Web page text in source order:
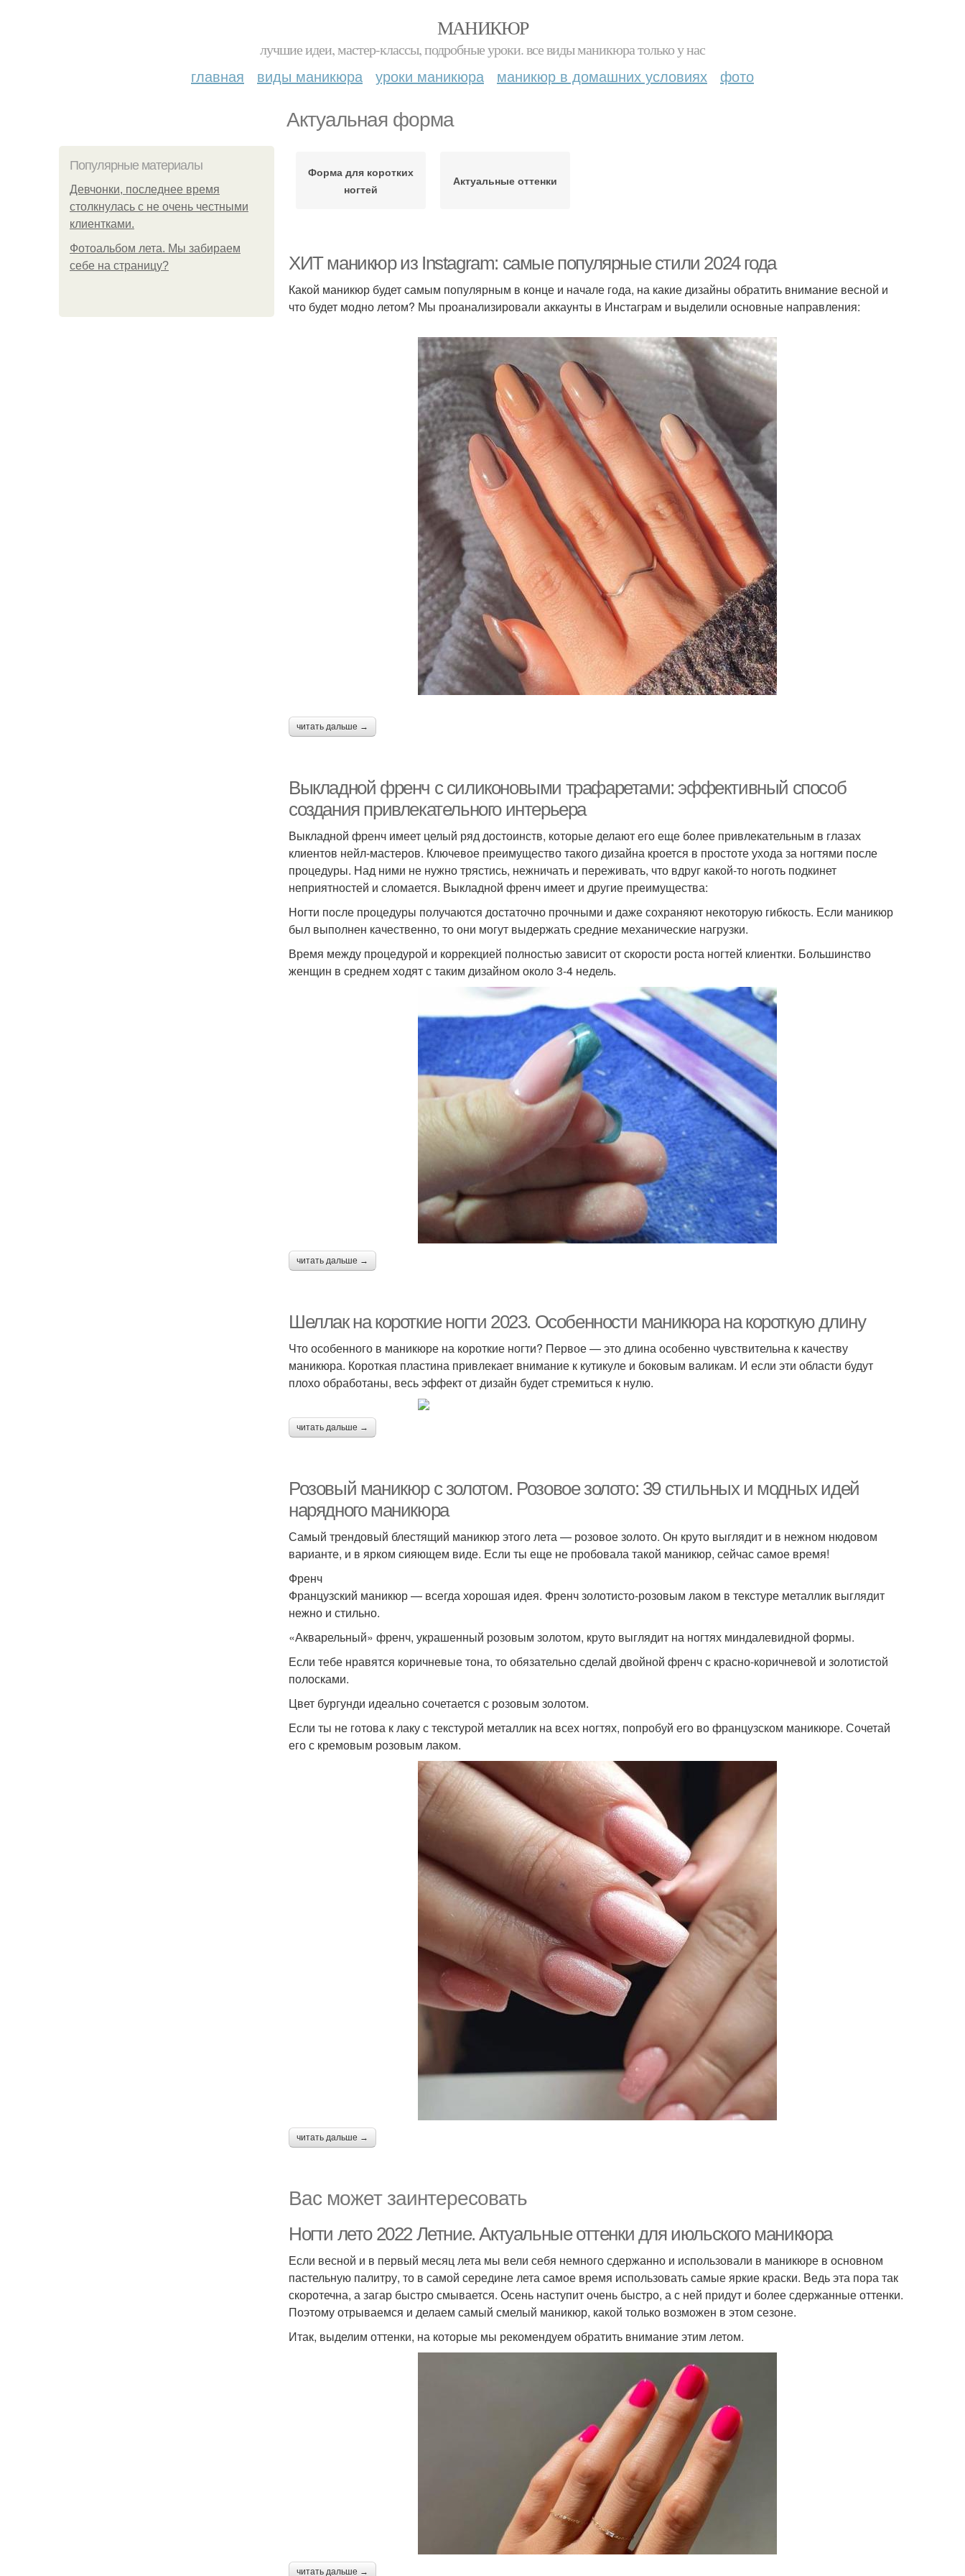
МАНИКЮР
лучшие идеи, мастер-классы, подробные уроки. все виды маникюра только у нас
главная виды маникюра уроки маникюра маникюр в домашних условиях фото
Актуальная форма
Популярные материалы
Девчонки, последнее время
столкнулась с не очень честными
клиентками.
Фотоальбом лета. Мы забираем
себе на страницу?
Форма для коротких
ногтей
Актуальные оттенки
ХИТ маникюр из Instagram: самые популярные стили 2024 года
Какой маникюр будет самым популярным в конце и начале года, на какие дизайны обратить внимание весной и
что будет модно летом? Мы проанализировали аккаунты в Инстаграм и выделили основные направления:
читать дальше →
Выкладной френч с силиконовыми трафаретами: эффективный способ
создания привлекательного интерьера
Выкладной френч имеет целый ряд достоинств, которые делают его еще более привлекательным в глазах
клиентов нейл-мастеров. Ключевое преимущество такого дизайна кроется в простоте ухода за ногтями после
процедуры. Над ними не нужно трястись, нежничать и переживать, что вдруг какой-то ноготь подкинет
неприятностей и сломается. Выкладной френч имеет и другие преимущества:
Ногти после процедуры получаются достаточно прочными и даже сохраняют некоторую гибкость. Если маникюр
был выполнен качественно, то они могут выдержать средние механические нагрузки.
Время между процедурой и коррекцией полностью зависит от скорости роста ногтей клиентки. Большинство
женщин в среднем ходят с таким дизайном около 3-4 недель.
читать дальше →
Шеллак на короткие ногти 2023. Особенности маникюра на короткую длину
Что особенного в маникюре на короткие ногти? Первое — это длина особенно чувствительна к качеству
маникюра. Короткая пластина привлекает внимание к кутикуле и боковым валикам. И если эти области будут
плохо обработаны, весь эффект от дизайн будет стремиться к нулю.
читать дальше →
Розовый маникюр с золотом. Розовое золото: 39 стильных и модных идей
нарядного маникюра
Самый трендовый блестящий маникюр этого лета — розовое золото. Он круто выглядит и в нежном нюдовом
варианте, и в ярком сияющем виде. Если ты еще не пробовала такой маникюр, сейчас самое время!
Френч
Французский маникюр — всегда хорошая идея. Френч золотисто-розовым лаком в текстуре металлик выглядит
нежно и стильно.
«Акварельный» френч, украшенный розовым золотом, круто выглядит на ногтях миндалевидной формы.
Если тебе нравятся коричневые тона, то обязательно сделай двойной френч с красно-коричневой и золотистой
полосками.
Цвет бургунди идеально сочетается с розовым золотом.
Если ты не готова к лаку с текстурой металлик на всех ногтях, попробуй его во французском маникюре. Сочетай
его с кремовым розовым лаком.
читать дальше →
Вас может заинтересовать
Ногти лето 2022 Летние. Актуальные оттенки для июльского маникюра
Если весной и в первый месяц лета мы вели себя немного сдержанно и использовали в маникюре в основном
пастельную палитру, то в самой середине лета самое время использовать самые яркие краски. Ведь эта пора так
скоротечна, а загар быстро смывается. Осень наступит очень быстро, а с ней придут и более сдержанные оттенки.
Поэтому отрываемся и делаем самый смелый маникюр, какой только возможен в этом сезоне.
Итак, выделим оттенки, на которые мы рекомендуем обратить внимание этим летом.
читать дальше →